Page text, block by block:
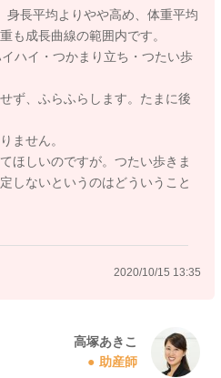
身長平均よりやや高め、体重平均
も成長曲線の範囲内です。
ハイ・つかまり立ち・つたい歩
ず、ふらふらします。たまに後
ません。
ほしいのですが。つたい歩きま
しないというのはどういうこと
2020/10/15 13:35
高塚あきこ
助産師